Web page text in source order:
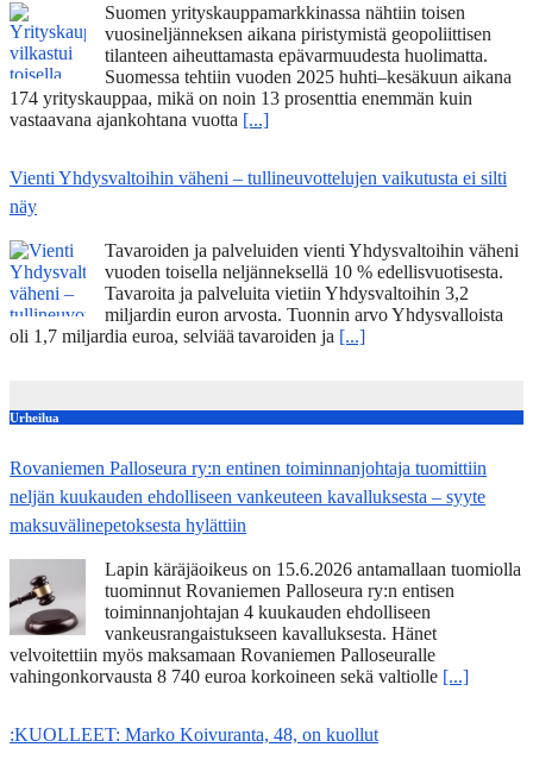
Suomen yrityskauppamarkkinassa nähtiin toisen
vuosineljänneksen aikana piristymistä geopoliittisen
tilanteen aiheuttamasta epävarmuudesta huolimatta.
Suomessa tehtiin vuoden 2025 huhti–kesäkuun aikana
174 yrityskauppaa, mikä on noin 13 prosenttia enemmän kuin
vastaavana ajankohtana vuotta [...]
Vienti Yhdysvaltoihin väheni – tullineuvottelujen vaikutusta ei silti
näy
Tavaroiden ja palveluiden vienti Yhdysvaltoihin väheni
vuoden toisella neljänneksellä 10 % edellisvuotisesta.
Tavaroita ja palveluita vietiin Yhdysvaltoihin 3,2
miljardin euron arvosta. Tuonnin arvo Yhdysvalloista
oli 1,7 miljardia euroa, selviää tavaroiden ja [...]
Urheilua
Rovaniemen Palloseura ry:n entinen toiminnanjohtaja tuo­mit­tiin
neljän kuu­kau­den eh­dol­li­seen van­keu­teen ka­val­luk­ses­ta – syyte
mak­su­vä­li­ne­pe­tok­ses­ta hy­lät­tiin
Lapin käräjäoikeus on 15.6.2026 antamallaan tuomiolla
tuominnut Rovaniemen Palloseura ry:n entisen
toiminnanjohtajan 4 kuukauden ehdolliseen
vankeusrangaistukseen kavalluksesta. Hänet
velvoitettiin myös maksamaan Rovaniemen Palloseuralle
vahingonkorvausta 8 740 euroa korkoineen sekä valtiolle [...]
:KUOLLEET: Marko Koivuranta, 48, on kuollut